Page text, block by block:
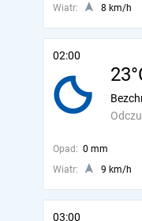
Wiatr:
8 km/h
02:00
Opad: 0 mm
Wiatr:
9 km/h
03:00